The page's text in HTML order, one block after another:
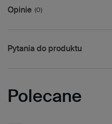
Opinie (0)
Pytania do produktu
Polecane